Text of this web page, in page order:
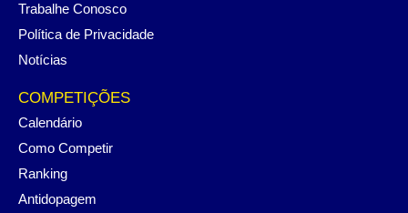
Trabalhe Conosco
Política de Privacidade
Notícias
COMPETIÇÕES
Calendário
Como Competir
Ranking
Antidopagem